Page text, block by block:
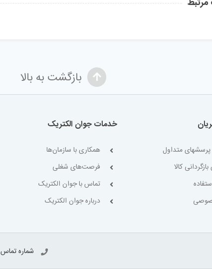
بازگشت به بالا
متداول
کالا
خدمات جوان الکتریک
همکاری با سازمان‌ها
فرصت‌های شغلی
تماس با جوان الکتریک
درباره جوان الکتریک
شماره تماس